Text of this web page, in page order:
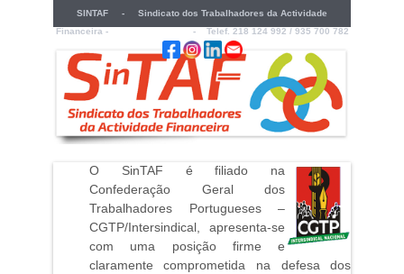
SINTAF - Sindicato dos Trabalhadores da Actividade
Financeira -
- Telef. 218 124 992 / 935 700 782
O SinTAF é filiado na
Confederação Geral dos
Trabalhadores Portugueses –
CGTP/Intersindical, apresenta-se
com uma posição firme e
claramente comprometida na defesa dos